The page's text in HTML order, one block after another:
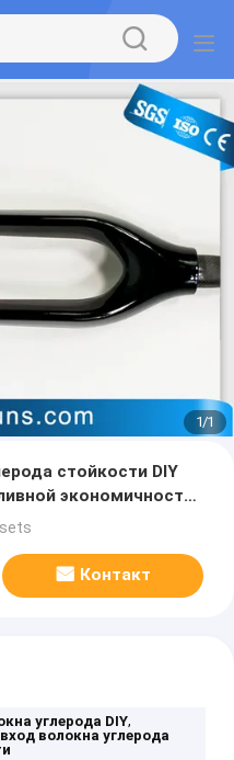
1/1
стойкости DIY
экономичности
Контакт
углерода DIY,
волокна углерода